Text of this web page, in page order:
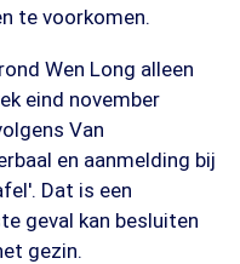
te voorkomen.
Wen Long alleen
eind november
Van
en aanmelding bij
Dat is een
geval kan besluiten
gezin.